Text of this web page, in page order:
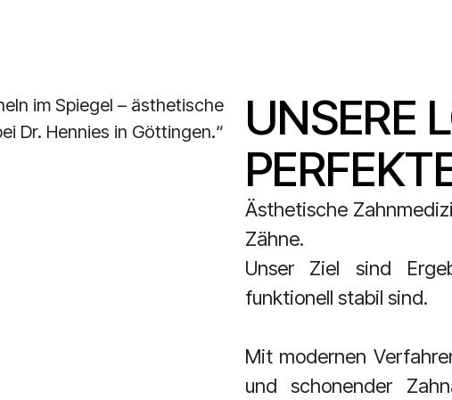
UNSERE
Ästhetische
Zähne.
Unser Ziel sind
funktionell stabil sind.
Mit modernen
und schonender